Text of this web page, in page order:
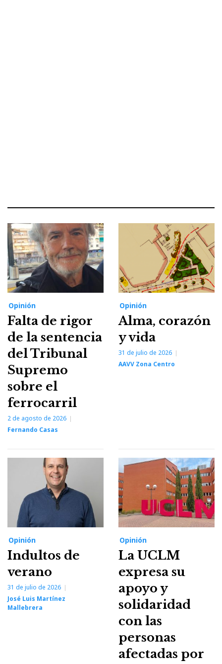
Opinión
Falta de rigor
de la sentencia
del Tribunal
Supremo
sobre el
ferrocarril
2 de agosto de 2026
Fernando Casas
Opinión
Alma, corazón
y vida
31 de julio de 2026
AAVV Zona Centro
Opinión
Indultos de
verano
31 de julio de 2026
José Luis Martínez
Mallebrera
Opinión
La UCLM
expresa su
apoyo y
solidaridad
con las
personas
afectadas por